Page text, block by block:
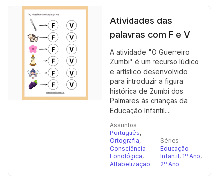
Atividades das
palavras com F e V
A atividade "O Guerreiro
Zumbi" é um recurso lúdico
e artístico desenvolvido
para introduzir a figura
histórica de Zumbi dos
Palmares às crianças da
Educação Infantil....
Assuntos
Português,
Ortografia,
Consciência
Fonológica,
Alfabetização
Séries
Educação
Infantil, 1º Ano,
2º Ano